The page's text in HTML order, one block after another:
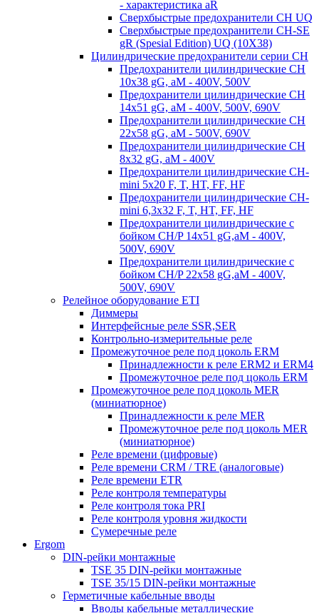
- характеристика aR
Сверхбыстрые предохранители CH UQ
Сверхбыстрые предохранители CH-SE
gR (Spesial Edition) UQ (10X38)
Цилиндрические предохранители серии CH
Предохранители цилиндрические CH
10x38 gG, aM - 400V, 500V
Предохранители цилиндрические CH
14x51 gG, aM - 400V, 500V, 690V
Предохранители цилиндрические CH
22x58 gG, aM - 500V, 690V
Предохранители цилиндрические CH
8x32 gG, aM - 400V
Предохранители цилиндрические CH-
mini 5x20 F, T, HT, FF, HF
Предохранители цилиндрические CH-
mini 6,3x32 F, T, HT, FF, HF
Предохранители цилиндрические с
бойком CH/P 14x51 gG,aM - 400V,
500V, 690V
Предохранители цилиндрические с
бойком CH/P 22x58 gG,aM - 400V,
500V, 690V
Релейное оборудование ETI
Диммеры
Интерфейсные реле SSR,SER
Контрольно-измерительные реле
Промежуточное реле под цоколь ERM
Принадлежности к реле ERM2 и ERM4
Промежуточное реле под цоколь ERM
Промежуточное реле под цоколь MER
(миниатюрное)
Принадлежности к реле MER
Промежуточное реле под цоколь MER
(миниатюрное)
Реле времени (цифровые)
Реле времени CRM / TRE (аналоговые)
Реле времени ETR
Реле контроля температуры
Реле контроля тока PRI
Реле контроля уровня жидкости
Сумеречные реле
Ergom
DIN-рейки монтажные
TSE 35 DIN-рейки монтажные
TSE 35/15 DIN-рейки монтажные
Герметичные кабельные вводы
Вводы кабельные металлические